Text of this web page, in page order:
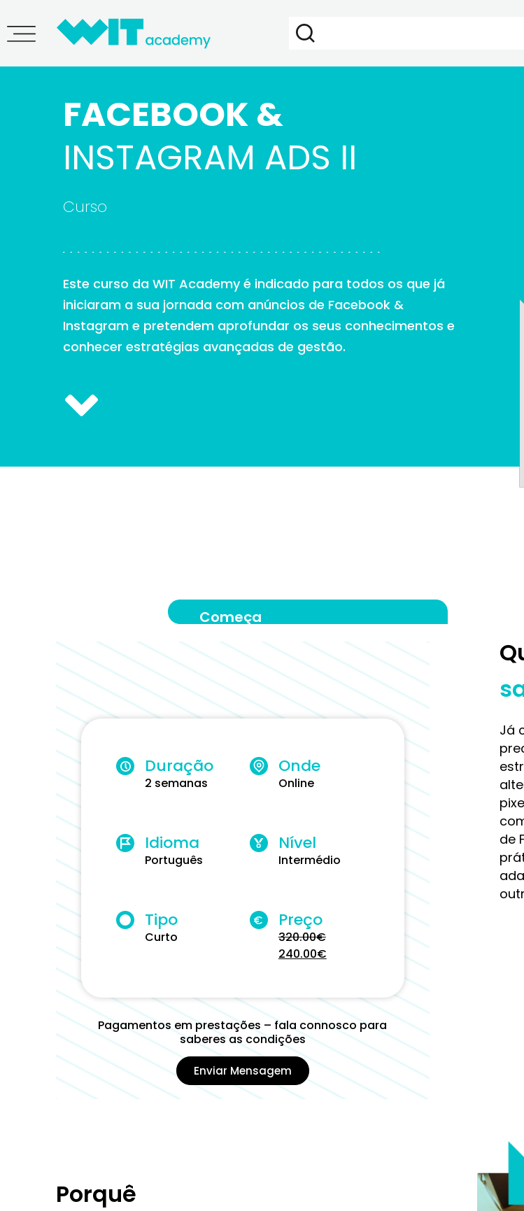
FACEBOOK &
INSTAGRAM ADS II
Curso
Este curso da WIT Academy é indicado para todos os que já
iniciaram a sua jornada com anúncios de Facebook &
Instagram e pretendem aprofundar os seus conhecimentos e
conhecer estratégias avançadas de gestão.
Começa
Duração
2 semanas
Idioma
Português
Tipo
Curto
Onde
Online
Nível
Intermédio
€ Preço
320.00€
240.00€
Pagamentos em prestações – fala connosco para
saberes as condições
Enviar Mensagem
Já
de
Porquê